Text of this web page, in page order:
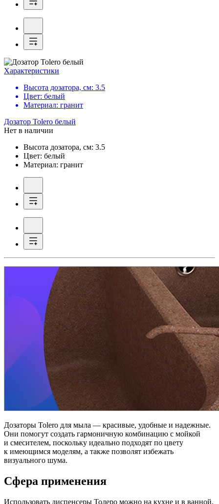
Характеристики
Высота дозатора, см: 3.5
Цвет: белый
Материал: гранит
Дозатор Tolero белый
Нет в наличии
Высота дозатора, см: 3.5
Цвет: белый
Материал: гранит
Дозаторы Tolero для мыла — красивые, удобные и надежные.
Они помогут создать гармоничную комбинацию с мойкой
и смесителем, поскольку идеально подходят по цвету
к имеющимся моделям, а также позволят избежать
визуального шума.
Сфера применения
Использовать диспенсеры Толеро можно на кухне и в ванной,